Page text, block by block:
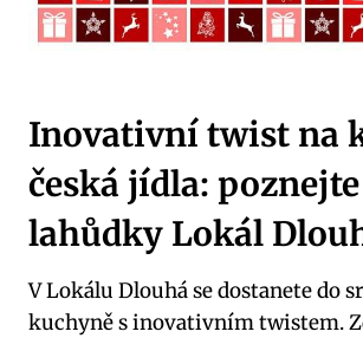
Inovativní twist na
česká jídla:
lahůdky Lokál
V Lokálu Dlouhá se dostanete do
kuchyně s inovativním twistem.